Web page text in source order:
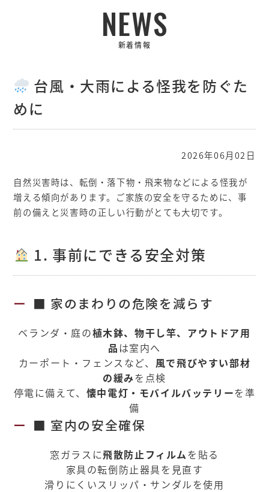
NEWS
新着情報
台風・大雨による怪我を防ぐた
めに
2026年06月02日
自然災害時は、転倒・落下物・飛来物などによる怪我が
増える傾向があります。ご家族の安全を守るために、事
前の備えと災害時の正しい行動がとても大切です。
1. 事前にできる安全対策
■ 家のまわりの危険を減らす
ベランダ・庭の植木鉢、物干し竿、アウトドア用
品 は室内へ
カーポート・フェンスなど、 風で飛びやすい部材
の緩みを点検
停電に備えて、 懐中電灯・モバイルバッテリーを準
備
■ 室内の安全確保
窓ガラスに飛散防止フィルムを貼る
家具の転倒防止器具を見直す
滑りにくいスリッパ・サンダルを使用